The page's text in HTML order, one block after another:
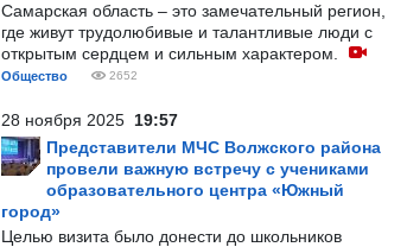
Самарская область – это замечательный регион,
где живут трудолюбивые и талантливые люди с
открытым сердцем и сильным характером.
Общество 2652
28 ноября 2025 19:57
Представители МЧС Волжского района
провели важную встречу с учениками
образовательного центра «Южный
город»
Целью визита было донести до школьников